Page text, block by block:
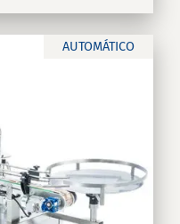
AUTOMÁTICO